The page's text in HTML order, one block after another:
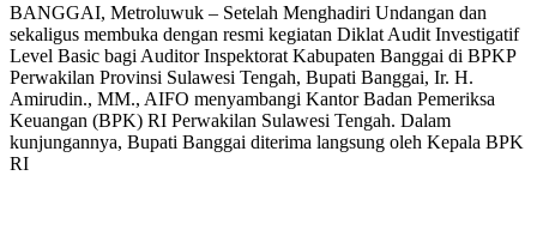
BANGGAI, Metroluwuk – Setelah Menghadiri Undangan dan
sekaligus membuka dengan resmi kegiatan Diklat Audit Investigatif
Level Basic bagi Auditor Inspektorat Kabupaten Banggai di BPKP
Perwakilan Provinsi Sulawesi Tengah, Bupati Banggai, Ir. H.
Amirudin., MM., AIFO menyambangi Kantor Badan Pemeriksa
Keuangan (BPK) RI Perwakilan Sulawesi Tengah. Dalam
kunjungannya, Bupati Banggai diterima langsung oleh Kepala BPK
RI